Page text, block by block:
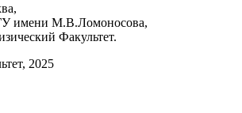
имени М.В.Ломоносова,
Факультет.
2025